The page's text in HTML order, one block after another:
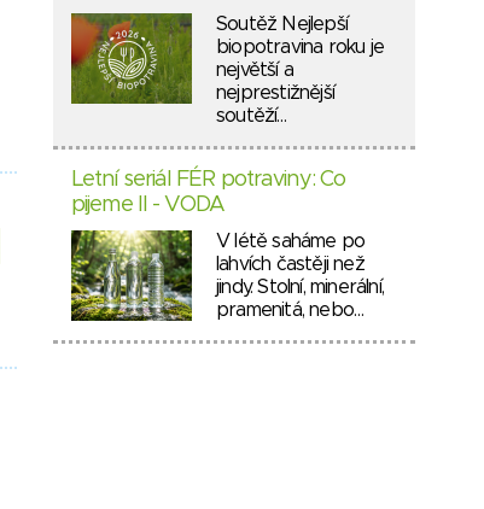
Soutěž Nejlepší
biopotravina roku je
největší a
nejprestižnější
soutěží…
Letní seriál FÉR potraviny: Co
pijeme II - VODA
V létě saháme po
lahvích častěji než
jindy. Stolní, minerální,
pramenitá, nebo…